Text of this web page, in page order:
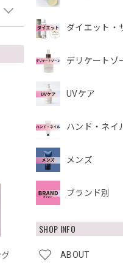
ダイエット・
デリケートゾ
UVケア
ハンド・ネイ
メンズ
ブランド別
SHOP INFO
ABOUT
グ